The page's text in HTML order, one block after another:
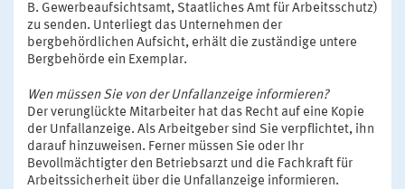
B. Gewerbeaufsichtsamt, Staatliches Amt für Arbeitsschutz)
zu senden. Unterliegt das Unternehmen der
bergbehördlichen Aufsicht, erhält die zuständige untere
Bergbehörde ein Exemplar.
Wen müssen Sie von der Unfallanzeige informieren?
Der verunglückte Mitarbeiter hat das Recht auf eine Kopie
der Unfallanzeige. Als Arbeitgeber sind Sie verpflichtet, ihn
darauf hinzuweisen. Ferner müssen Sie oder Ihr
Bevollmächtigter den Betriebsarzt und die Fachkraft für
Arbeitssicherheit über die Unfallanzeige informieren.